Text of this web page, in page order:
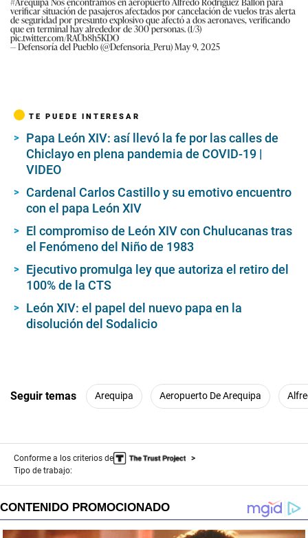
verificar situación de pasajeros afectados por cancelación de vuelos tras alerta
de seguridad por presunto explosivo que afectó a dos aeronaves, verificando
que en terminal hay alrededor de 300 personas. (1/3)
pic.twitter.com/RAUb8h5KDO
— Defensoría del Pueblo (@Defensoria_Peru)May 9, 2025
TE PUEDE INTERESAR
Papa León XIV: así llevó la fe por las calles de
Chiclayo en plena pandemia de COVID-19 |
VIDEO
Cardenal Carlos Castillo y su emotivo encuentro
con el papa León XIV
El compromiso de León XIV con Chulucanas tras
el Fenómeno del Niño de 1983
Ejecutivo promulga ley que autoriza el retiro del
100% de la CTS
León XIV: el papel del nuevo papa en la
disolución del Sodalicio
Seguir temas Arequipa Aeropuerto De Arequipa
Conforme a los criterios de
Tipo de trabajo: